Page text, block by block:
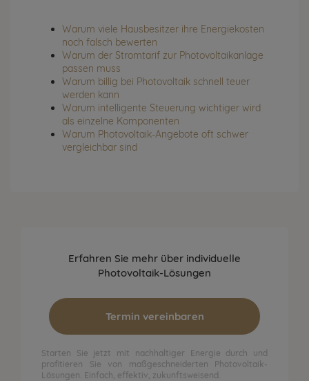
Warum viele Hausbesitzer ihre Energiekosten
noch falsch bewerten
Warum der Stromtarif zur Photovoltaikanlage
passen muss
Warum billig bei Photovoltaik schnell teuer
werden kann
Warum intelligente Steuerung wichtiger wird
als einzelne Komponenten
Warum Photovoltaik-Angebote oft schwer
vergleichbar sind
Erfahren Sie mehr über individuelle
Photovoltaik-Lösungen
Termin vereinbaren
Starten Sie jetzt mit nachhaltiger Energie durch und
profitieren Sie von maßgeschneiderten Photovoltaik-
Lösungen. Einfach, effektiv, zukunftsweisend.